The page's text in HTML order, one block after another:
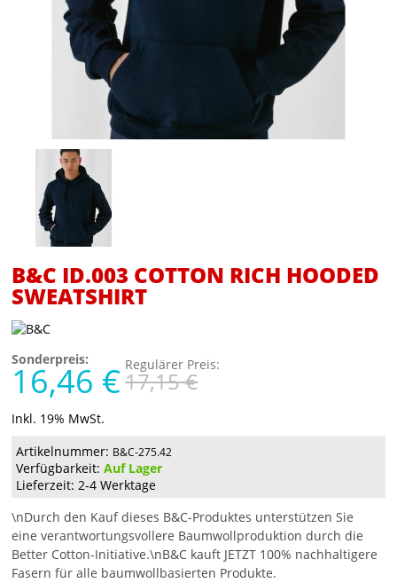
B&C ID.003 COTTON RICH HOODED
SWEATSHIRT
Sonderpreis:
16,46 € Regulärer Preis:
17,15 €
Inkl. 19% MwSt.
Artikelnummer: B&C-275.42
Verfügbarkeit:Auf Lager
Lieferzeit: 2-4 Werktage
\nDurch den Kauf dieses B&C-Produktes unterstützen Sie
eine verantwortungsvollere Baumwollproduktion durch die
Better Cotton-Initiative.\nB&C kauft JETZT 100% nachhaltigere
Fasern für alle baumwollbasierten Produkte.